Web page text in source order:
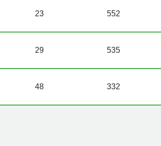
23 552
29 535
48 332